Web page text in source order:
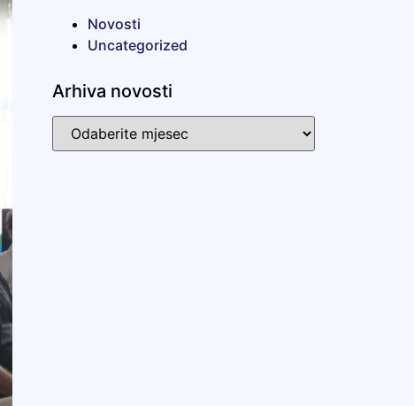
Novosti
Uncategorized
Arhiva novosti